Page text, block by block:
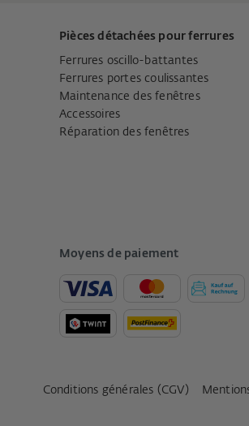
Pièces détachées pour ferrures
Ferrures oscillo-battantes
Ferrures portes coulissantes
Maintenance des fenêtres
Accessoires
Réparation des fenêtres
Moyens de paiement
Conditions générales (CGV)